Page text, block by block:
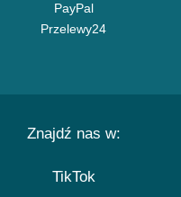
PayPal
Przelewy24
Znajdź nas w:
TikTok